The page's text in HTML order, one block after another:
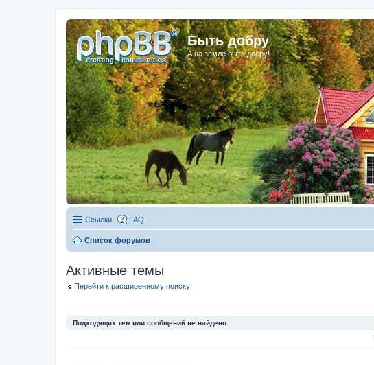
Быть добру
А на земле быть добру!
Ссылки FAQ
Список форумов
Активные темы
Перейти к расширенному поиску
Подходящих тем или сообщений не найдено.